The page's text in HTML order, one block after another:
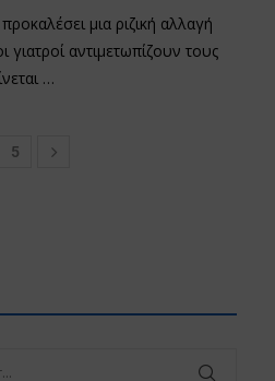
μια ριζική αλλαγή
αντιμετωπίζουν τους
…
5